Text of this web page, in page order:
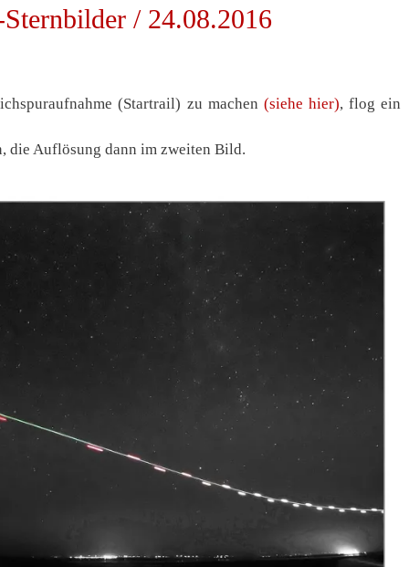
/ 24.08.2016
(Startrail) zu machen (siehe hier), flog ein
die Auflösung dann im zweiten Bild.